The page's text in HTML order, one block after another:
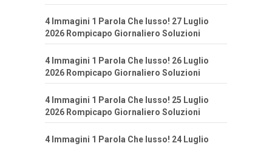
4 Immagini 1 Parola Che lusso! 27 Luglio
2026 Rompicapo Giornaliero Soluzioni
4 Immagini 1 Parola Che lusso! 26 Luglio
2026 Rompicapo Giornaliero Soluzioni
4 Immagini 1 Parola Che lusso! 25 Luglio
2026 Rompicapo Giornaliero Soluzioni
4 Immagini 1 Parola Che lusso! 24 Luglio